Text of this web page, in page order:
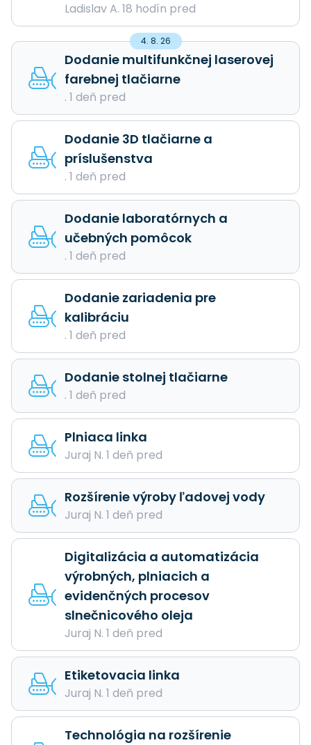
Ladislav A. 18 hodín pred
4. 8. 26
Dodanie multifunkčnej laserovej
farebnej tlačiarne
. 1 deň pred
Dodanie 3D tlačiarne a
príslušenstva
. 1 deň pred
Dodanie laboratórnych a
učebných pomôcok
. 1 deň pred
Dodanie zariadenia pre
kalibráciu
. 1 deň pred
Dodanie stolnej tlačiarne
. 1 deň pred
Plniaca linka
Juraj N. 1 deň pred
Rozšírenie výroby ľadovej vody
Juraj N. 1 deň pred
Digitalizácia a automatizácia
výrobných, plniacich a
evidenčných procesov
slnečnicového oleja
Juraj N. 1 deň pred
Etiketovacia linka
Juraj N. 1 deň pred
Technológia na rozšírenie